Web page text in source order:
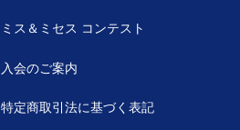
ミス＆ミセス コンテスト
入会のご案内
特定商取引法に基づく表記